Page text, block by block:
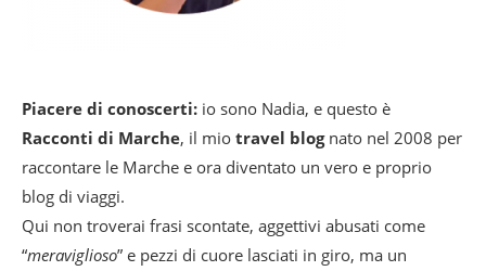
Piacere di conoscerti: io sono Nadia, e questo è
Racconti di Marche, il mio travel blognato nel 2008 per
raccontare le Marche e ora diventato un vero e proprio
blog di viaggi.
Qui non troverai frasi scontate, aggettivi abusati come
“meraviglioso” e pezzi di cuore lasciati in giro, ma un